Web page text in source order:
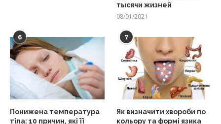
тысячи жизней
08/01/2021
6
Понижена температура
тіла: 10 причин, які її
7
Як визначити хвороби по
кольору та формі язика